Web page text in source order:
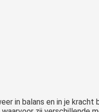
in balans en in je